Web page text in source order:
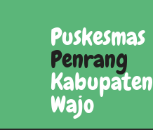
Puskesmas
Penrang
Kabupaten
Wajo